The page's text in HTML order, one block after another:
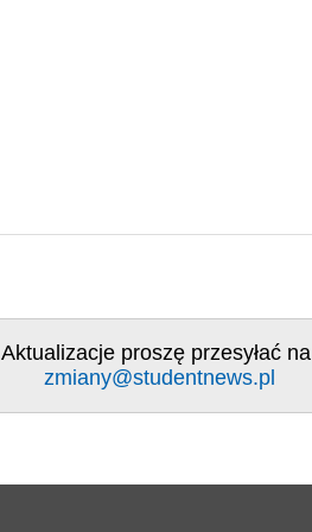
Aktualizacje proszę przesyłać na
zmiany@studentnews.pl